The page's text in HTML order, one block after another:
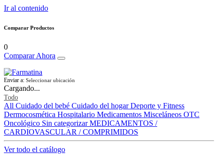
Ir al contenido
Comparar Productos
0
Comparar Ahora
Enviar a: Seleccionar ubicación
Cargando...
Todo
All Cuidado del bebé Cuidado del hogar Deporte y Fitness
Dermocosmética Hospitalario Medicamentos Misceláneos OTC
Oncológico Sin categorizar MEDICAMENTOS /
CARDIOVASCULAR / COMPRIMIDOS
Ver todo el catálogo